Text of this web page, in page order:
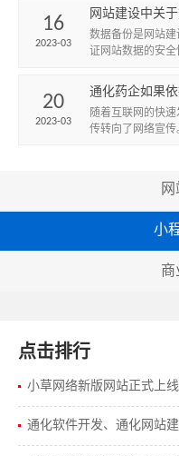
牌知名度等等。
16
2023-03
网站建设中关
数据备份是网站
证网站数据的安全
20
2023-03
通化药企如果
随着互联网的快
传转向了网络宣
小
点击排行
小草网络新版网站正式上线
通化软件开发、通化网站